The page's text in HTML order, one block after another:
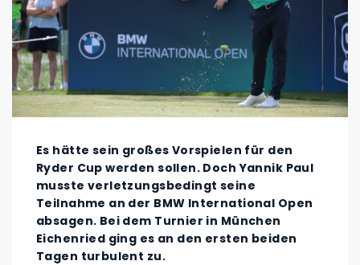
Es hätte sein großes Vorspielen für den
Ryder Cup werden sollen. Doch Yannik Paul
musste verletzungsbedingt seine
Teilnahme an der BMW International Open
absagen. Bei dem Turnier in München
Eichenried ging es an den ersten beiden
Tagen turbulent zu.